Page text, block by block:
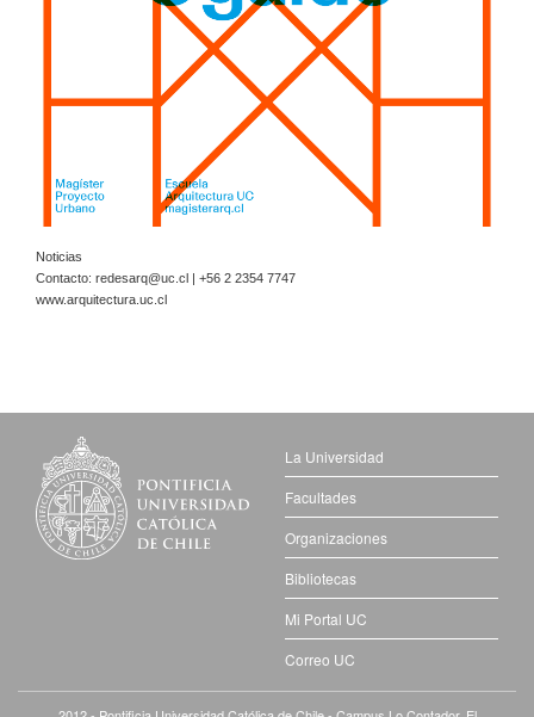
Noticias
Contacto: redesarq@uc.cl | +56 2 2354 7747
www.arquitectura.uc.cl
La Universidad
Facultades
Organizaciones
Bibliotecas
Mi Portal UC
Correo UC